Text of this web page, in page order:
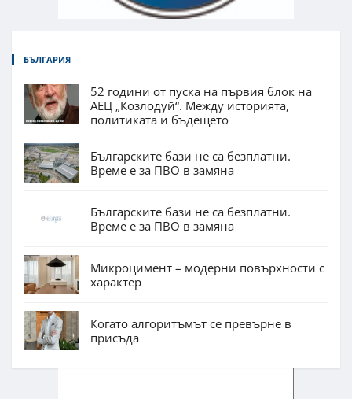
БЪЛГАРИЯ
52 години от пуска на първия блок на
АЕЦ „Козлодуй“. Между историята,
политиката и бъдещето
Българските бази не са безплатни.
Време е за ПВО в замяна
Българските бази не са безплатни.
Време е за ПВО в замяна
Микроцимент – модерни повърхности с
характер
Когато алгоритъмът се превърне в
присъда